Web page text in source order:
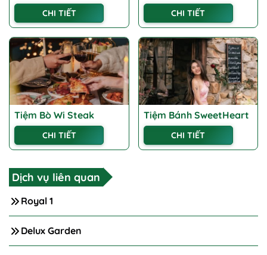
CHI TIẾT CHI TIẾT
Tiệm Bò Wi Steak
CHI TIẾT
Tiệm Bánh SweetHeart
CHI TIẾT
Dịch vụ liên quan
Royal 1
Delux Garden